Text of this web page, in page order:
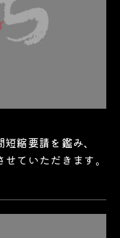
縮要請を鑑み、
ていただきます。